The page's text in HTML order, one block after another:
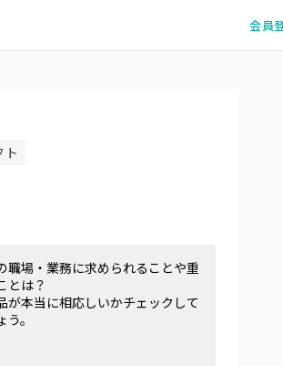
会員
ト
職場・業務に求められることや重
とは？
が本当に相応しいかチェックして
。